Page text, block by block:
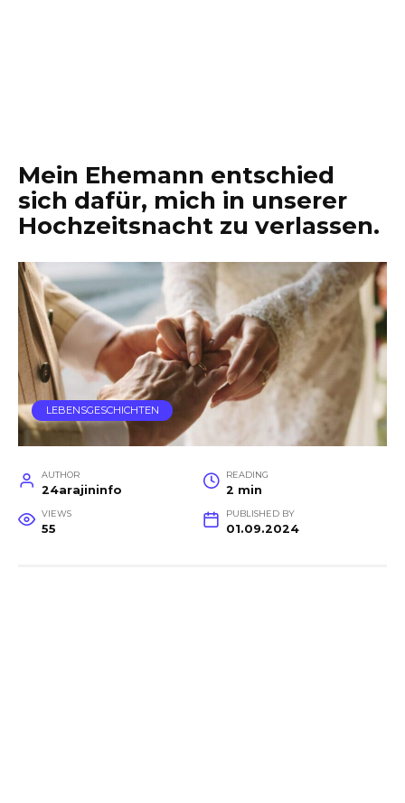
Mein Ehemann entschied
sich dafür, mich in unserer
Hochzeitsnacht zu verlassen.
LEBENSGESCHICHTEN
AUTHOR
24arajininfo
READING
2 min
VIEWS
55
PUBLISHED BY
01.09.2024